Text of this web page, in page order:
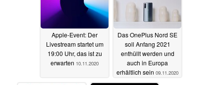
Apple-Event: Der
Livestream startet um
19:00 Uhr, das ist zu
erwarten 10.11.2020
Das OnePlus Nord SE
soll Anfang 2021
enthüllt werden und
auch in Europa
erhältlich sein 09.11.2020